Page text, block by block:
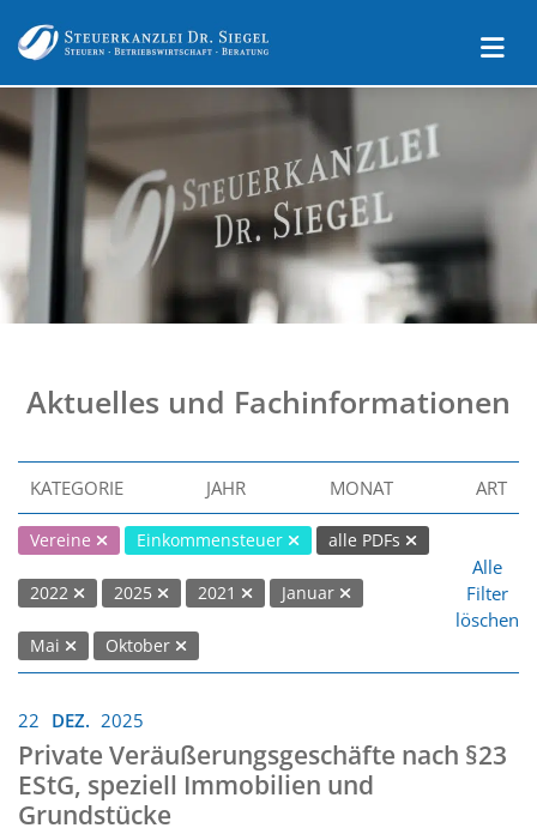
Aktuelles und Fachinformationen
KATEGORIE JAHR MONAT ART
Vereine Einkommensteuer alle PDFs
2022 2025 2021 Januar
Mai Oktober
Alle
Filter
löschen
22 DEZ. 2025
Private Veräußerungsgeschäfte nach §23
EStG, speziell Immobilien und
Grundstücke